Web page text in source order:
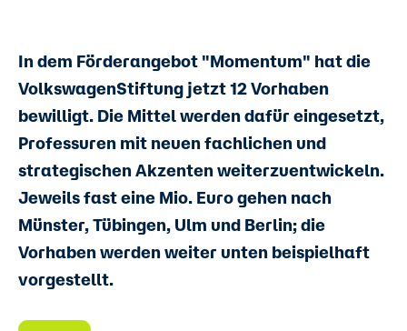
In dem Förderangebot "Momentum" hat die
VolkswagenStiftung jetzt 12 Vorhaben
bewilligt. Die Mittel werden dafür eingesetzt,
Professuren mit neuen fachlichen und
strategischen Akzenten weiterzuentwickeln.
Jeweils fast eine Mio. Euro gehen nach
Münster, Tübingen, Ulm und Berlin; die
Vorhaben werden weiter unten beispielhaft
vorgestellt.